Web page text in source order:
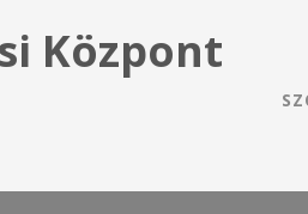
Központ